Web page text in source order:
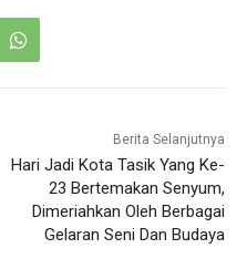
Berita Selanjutnya
Hari Jadi Kota Tasik Yang Ke-
23 Bertemakan Senyum,
Dimeriahkan Oleh Berbagai
Gelaran Seni Dan Budaya